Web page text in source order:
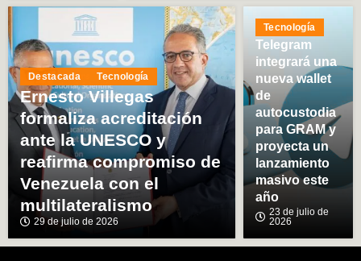
Destacada Tecnología
Ernesto Villegas
formaliza acreditación
ante la UNESCO y
reafirma compromiso de
Venezuela con el
multilateralismo
29 de julio de 2026
Tecnología
Telegram
integrará una
nueva wallet
de
autocustodia
para GRAM y
proyecta un
lanzamiento
masivo este
año
23 de julio de
2026